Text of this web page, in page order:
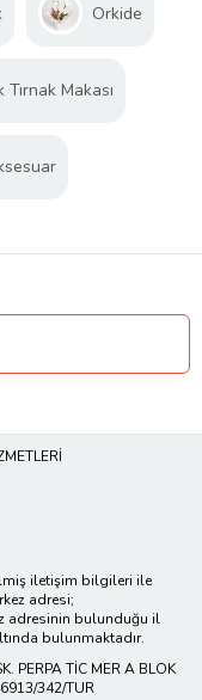
Orkide
Tırnak Makası
iletişim bilgileri ile
adresi;
adresinin bulunduğu il
bulunmaktadır.
PERPA TİC MER A BLOK
342/TUR